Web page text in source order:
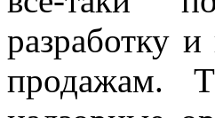
разработку
продажам.